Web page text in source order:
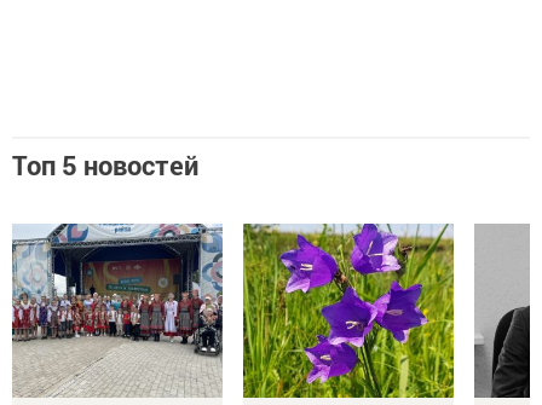
Топ 5 новостей